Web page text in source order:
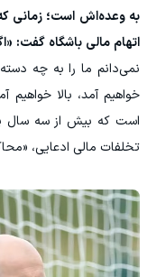
اتهام مالی باشگاه گفت:
نمی‌دانم ما را به چه
خواهیم آمد، بالا
تخلفات مالی ادعایی،